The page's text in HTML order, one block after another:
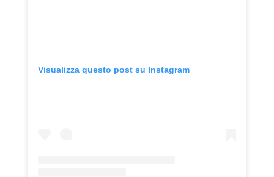
Visualizza questo post su Instagram